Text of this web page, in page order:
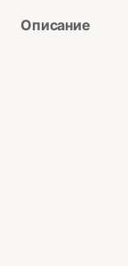
Описание